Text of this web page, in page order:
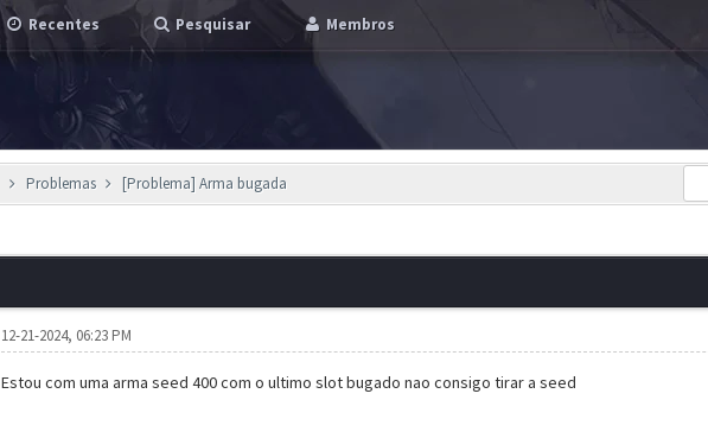
Recentes Pesquisar Membros
Problemas [Problema] Arma bugada
12-21-2024, 06:23 PM
Estou com uma arma seed 400 com o ultimo slot bugado nao consigo tirar a seed